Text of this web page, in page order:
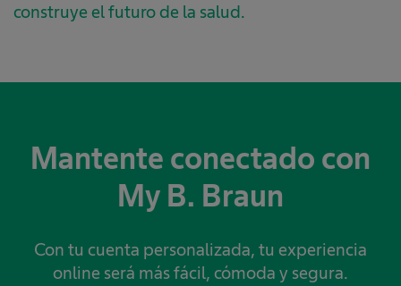
construye el futuro de la salud.
Mantente conectado con
My B. Braun
Con tu cuenta personalizada, tu experiencia
online será más fácil, cómoda y segura.